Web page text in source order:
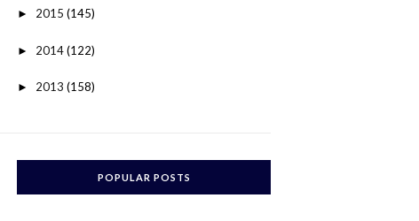
► 2015(145)
► 2014(122)
► 2013(158)
POPULAR POSTS